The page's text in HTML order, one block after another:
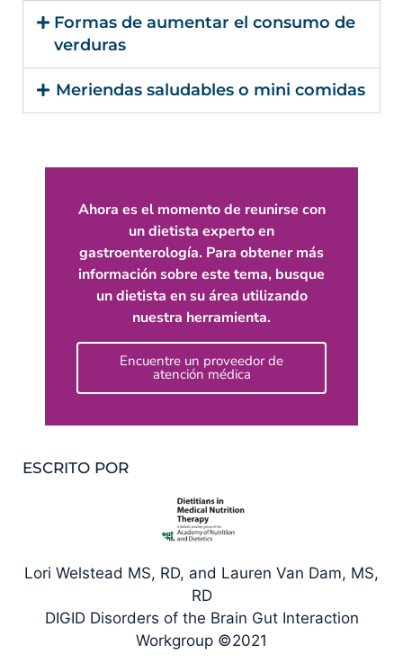
Formas de aumentar el consumo de
verduras
Meriendas saludables o mini comidas
Ahora es el momento de reunirse con
un dietista experto en
gastroenterología. Para obtener más
información sobre este tema, busque
un dietista en su área utilizando
nuestra herramienta.
Encuentre un proveedor de
atención médica
ESCRITO POR
Lori Welstead MS, RD, and Lauren Van Dam, MS,
RD
DIGID Disorders of the Brain Gut Interaction
Workgroup ©2021